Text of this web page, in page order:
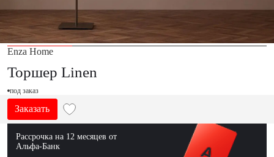
Enza Home
Торшер Linen
под заказ
Заказать
Рассрочка на 12 месяцев от
Альфа-Банк